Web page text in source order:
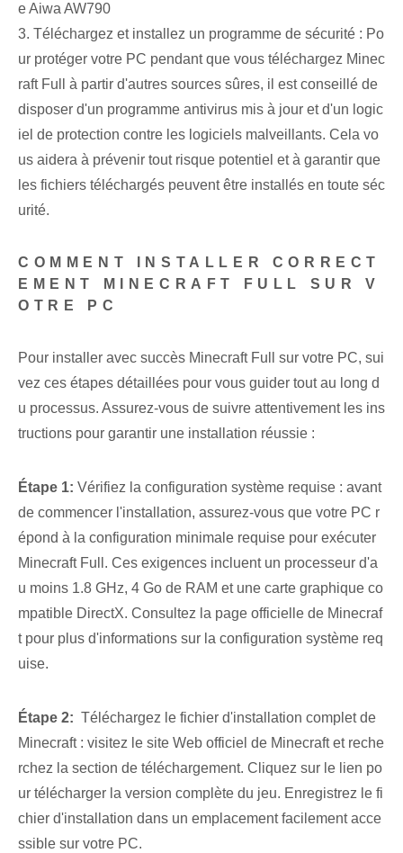
e Aiwa AW790
3. Téléchargez et installez un programme de sécurité : Po
ur protéger votre PC pendant que vous téléchargez Minec
raft Full à partir d'autres sources sûres, il est conseillé de
disposer d'un programme antivirus mis à jour et d'un logic
iel de protection contre les logiciels malveillants. Cela vo
us aidera à prévenir tout risque potentiel et à garantir que
les fichiers téléchargés peuvent être installés en toute séc
urité.
COMMENT INSTALLER CORRECT
EMENT MINECRAFT FULL SUR V
OTRE PC
Pour installer avec succès Minecraft‍ Full sur votre⁤ PC, sui
vez ces étapes détaillées pour vous guider tout au long d
u processus. Assurez-vous de suivre attentivement les ins
tructions pour garantir une installation réussie :
Étape 1: Vérifiez la configuration système requise : avant
de commencer l'installation, assurez-vous que votre PC r
épond à la configuration minimale requise pour exécuter
Minecraft Full. Ces exigences incluent un processeur d'a
u moins 1.8 GHz, 4 Go de RAM et une carte graphique co
mpatible DirectX. Consultez la page officielle de Minecraf
t pour plus d'informations⁢ sur la configuration système req
uise.
Étape 2: ‍ Téléchargez le fichier d'installation complet de
Minecraft : visitez le site Web officiel de Minecraft et reche
rchez la section de téléchargement. Cliquez sur le lien po
ur télécharger la version complète du jeu. Enregistrez le fi
chier d'installation‌ dans un emplacement facilement acce
ssible sur votre PC.